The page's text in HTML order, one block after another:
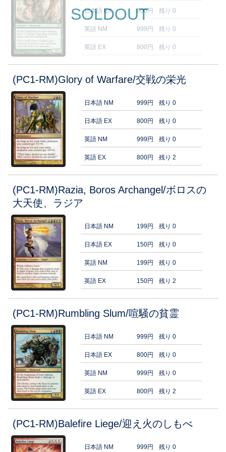
日本語 EX 800円 残り 0
英語 NM 999円 残り 0
英語 EX 800円 残り 0
SOLDOUT
(PC1-RM)Glory of Warfare/交戦の栄光
日本語 NM 999円 残り 0
日本語 EX 800円 残り 0
英語 NM 999円 残り 0
英語 EX 800円 残り 2
(PC1-RM)Razia, Boros Archangel/ボロスの
大天使、ラジア
日本語 NM 199円 残り 0
日本語 EX 150円 残り 0
英語 NM 199円 残り 0
英語 EX 150円 残り 2
(PC1-RM)Rumbling Slum/喧騒の貧霊
日本語 NM 999円 残り 0
日本語 EX 800円 残り 0
英語 NM 999円 残り 0
英語 EX 800円 残り 2
(PC1-RM)Balefire Liege/迎え火のしもべ
日本語 NM 999円 残り 0